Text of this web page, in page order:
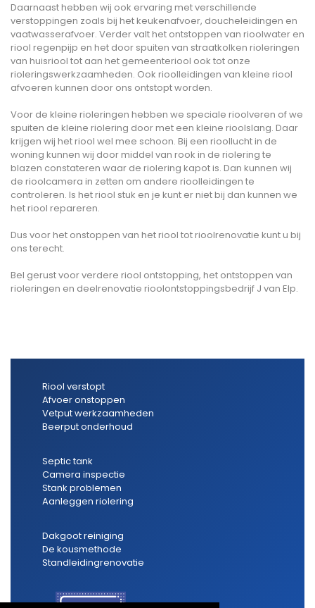
Daarnaast hebben wij ook ervaring met verschillende
verstoppingen zoals bij het keukenafvoer, doucheleidingen en
vaatwasserafvoer. Verder valt het ontstoppen van rioolwater en
riool regenpijp en het door spuiten van straatkolken rioleringen
van huisriool tot aan het gemeenteriool ook tot onze
rioleringswerkzaamheden. Ook rioolleidingen van kleine riool
afvoeren kunnen door ons ontstopt worden.
Voor de kleine rioleringen hebben we speciale rioolveren of we
spuiten de kleine riolering door met een kleine rioolslang. Daar
krijgen wij het riool wel mee schoon. Bij een rioollucht in de
woning kunnen wij door middel van rook in de riolering te
blazen constateren waar de riolering kapot is. Dan kunnen wij
de rioolcamera in zetten om andere rioolleidingen te
controleren. Is het riool stuk en je kunt er niet bij dan kunnen we
het riool repareren.
Dus voor het onstoppen van het riool tot rioolrenovatie kunt u bij
ons terecht.
Bel gerust voor verdere riool ontstopping, het ontstoppen van
rioleringen en deelrenovatie rioolontstoppingsbedrijf J van Elp.
Riool verstopt
Afvoer onstoppen
Vetput werkzaamheden
Beerput onderhoud
Septic tank
Camera inspectie
Stank problemen
Aanleggen riolering
Dakgoot reiniging
De kousmethode
Standleidingrenovatie